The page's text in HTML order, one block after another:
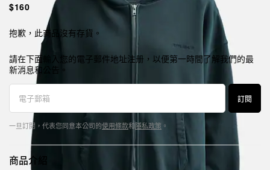
$160
抱歉，此商品沒有存貨。
請在下面輸入您的電子郵件地址注册，以便第一時間了解我們的最
新消息和公告。
訂閱
一旦訂閱，代表您同意本公司的使用條款和隱私政策 。
商品介紹